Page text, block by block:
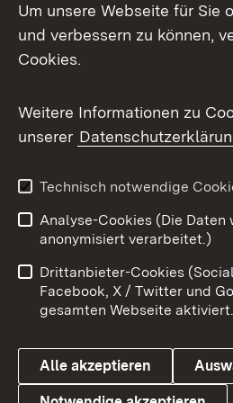
Mastodon
Messenger
Social Wall
X / Twitter
Youtube
Benutzungshinweise
Datenschutz
Um unsere Webseite für Sie
und verbessern zu können,
Cookies.
Weitere Informationen zu
unserer
Technisch notwendige
Analyse-Cookies (Die
anonymisiert verarbeitet.)
Drittanbieter-Cookies
Facebook, X / Twitter und
gesamten Webseite
Alle akzeptieren